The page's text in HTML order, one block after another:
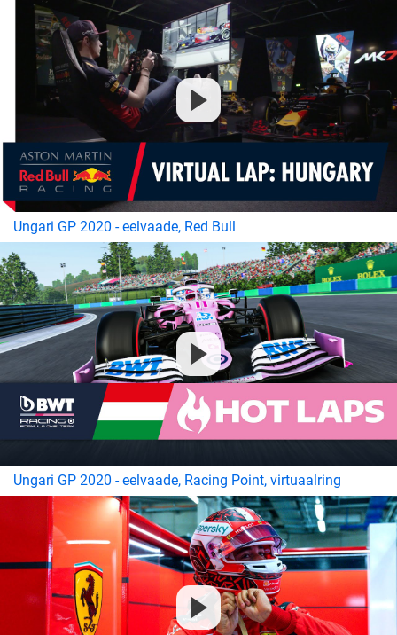
Ungari GP 2020 - eelvaade, Red Bull
Ungari GP 2020 - eelvaade, Racing Point, virtuaalring